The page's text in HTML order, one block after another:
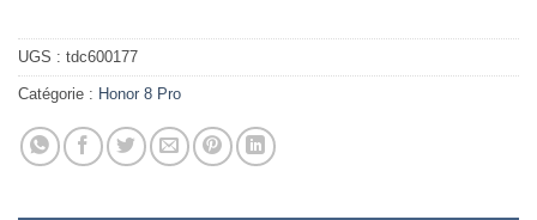
UGS : tdc600177
Catégorie : Honor 8 Pro